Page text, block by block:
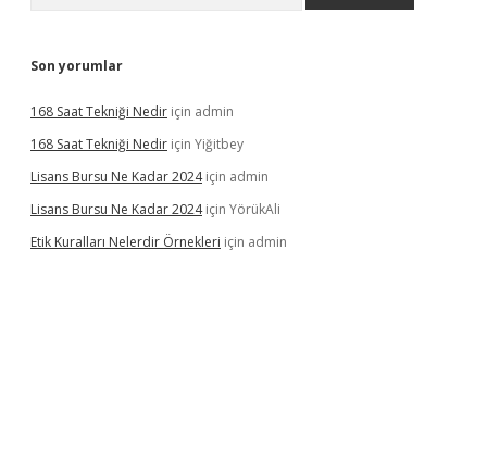
Son yorumlar
168 Saat Tekniği Nedir için admin
168 Saat Tekniği Nedir için Yiğitbey
Lisans Bursu Ne Kadar 2024için admin
Lisans Bursu Ne Kadar 2024için YörükAli
Etik Kuralları Nelerdir Örnekleri için admin